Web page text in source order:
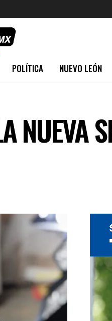
POLÍTICA NUEVO LEÓN
NUEVA